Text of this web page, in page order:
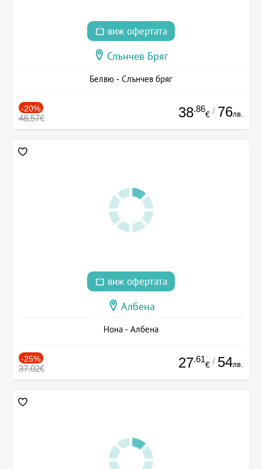
виж офертата
Слънчев Бряг
Белвю - Слънчев бряг
-20%
48.57€ 38.86
€ / 76лв.
виж офертата
Албена
Нона - Албена
-25%
37.02€ 27.61
€ / 54лв.